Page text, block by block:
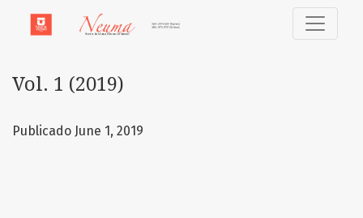
Vol. 1 (2019)
Publicado June 1, 2019